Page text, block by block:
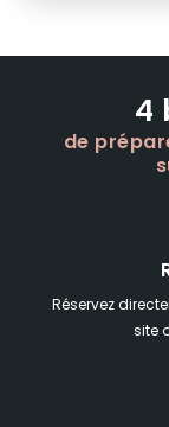
4
de
Réservez
site